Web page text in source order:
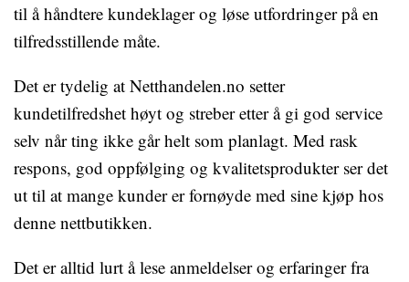
til å håndtere kundeklager og løse utfordringer på en
tilfredsstillende måte.
Det er tydelig at Netthandelen.no setter
kundetilfredshet høyt og streber etter å gi god service
selv når ting ikke går helt som planlagt. Med rask
respons, god oppfølging og kvalitetsprodukter ser det
ut til at mange kunder er fornøyde med sine kjøp hos
denne nettbutikken.
Det er alltid lurt å lese anmeldelser og erfaringer fra